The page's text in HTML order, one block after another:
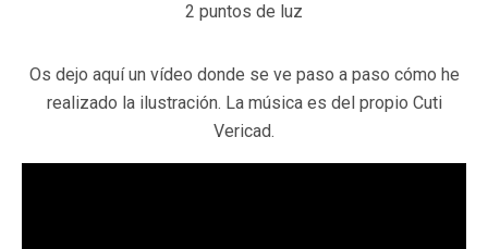
2 puntos de luz
Os dejo aquí un vídeo donde se ve paso a paso cómo he
realizado la ilustración. La música es del propio Cuti
Vericad.